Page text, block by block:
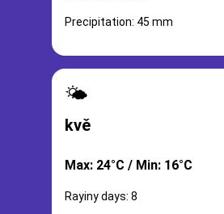
Precipitation: 45 mm
🌤️
kvě
Max: 24°C / Min: 16°C
Rayiny days: 8